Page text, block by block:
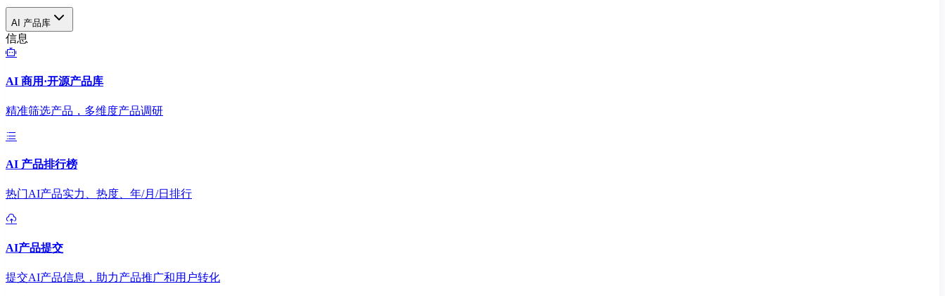
AI 产品库
信息
AI 商用·开源产品库
精准筛选产品，多维度产品调研
AI 产品排行榜
热门AI产品实力、热度、年/月/日排行
AI产品提交
提交AI产品信息，助力产品推广和用户转化